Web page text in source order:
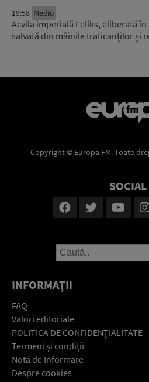
19:58 Mediu
Acvila imperială Feliks, eliberată
salvată din mâinile traficanților și
Copyright © Europa FM. Toate
SOCIAL
INFORMAŢII
FAQ
Valori editoriale
POLITICA DE CONFIDENŢIALITATE
Termeni şi condiţii
Notă de Informare
Despre cookies